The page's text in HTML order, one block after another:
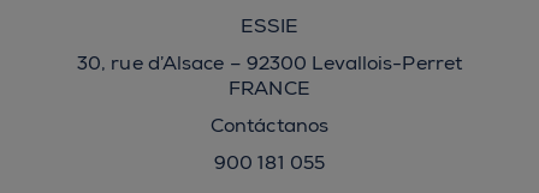
ESSIE
30, rue d’Alsace – 92300 Levallois-Perret
FRANCE
Contáctanos
900 181 055